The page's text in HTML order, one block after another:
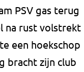
PSV gas terug
na rust volstrekt
een hoekschop
bracht zijn club